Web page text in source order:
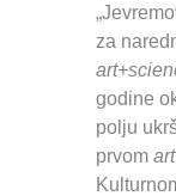
za
godine
polju
prvom